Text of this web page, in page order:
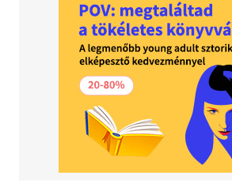
wonders of the universe. Each entry
comic-strip style to delight and inform
equal measure.<BR><BR>Also
<BR>A Day in the Life of a Poo, a Gnu
the Blue Peter Book Award 2021)
Day in the Life of a Caveman, a Queen
Between 9781780557137